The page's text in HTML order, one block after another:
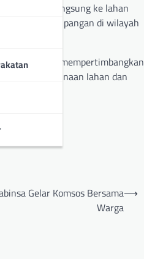
terjun langsung ke lahan
ketahanan pangan di wilayah
tetapi juga mempertimbangkan
penggunaan lahan dan
Gelar Komsos Bersama
Warga
⟶